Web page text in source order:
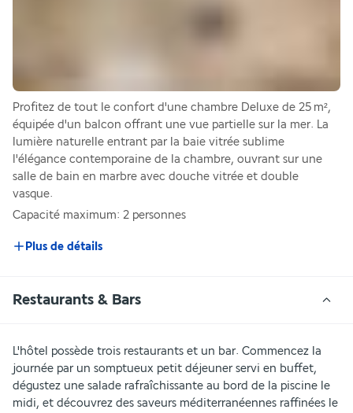
Profitez de tout le confort d'une chambre Deluxe de 25 m²,
équipée d'un balcon offrant une vue partielle sur la mer. La
lumière naturelle entrant par la baie vitrée sublime
l'élégance contemporaine de la chambre, ouvrant sur une
salle de bain en marbre avec douche vitrée et double
vasque.
Capacité maximum: 2 personnes
Plus de détails
Restaurants & Bars
L'hôtel possède trois restaurants et un bar. Commencez la
journée par un somptueux petit déjeuner servi en buffet,
dégustez une salade rafraîchissante au bord de la piscine le
midi, et découvrez des saveurs méditerranéennes raffinées le